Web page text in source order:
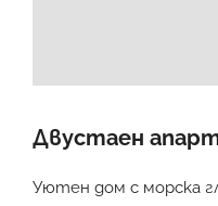
Двустаен
Уютен дом с морска